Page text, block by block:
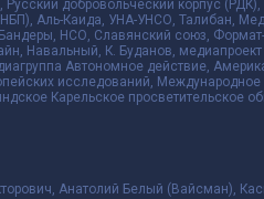
добровольческий корпус
Аль-Каида, УНА-УНСО, Талибан,
НСО, Славянский союз,
Навальный, К. Буданов,
Автономное действие,
исследований,
Карельское просветительское
Анатолий Белый (Вайсман),